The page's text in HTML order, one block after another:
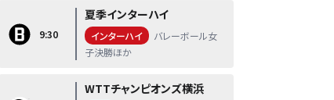
9:30
夏季インターハイ
インターハイ
バレーボール女
子決勝ほか
WTTチャンピオンズ横浜